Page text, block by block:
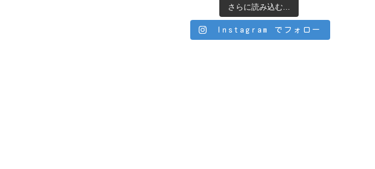
さらに読み込む...
Instagram でフォロー